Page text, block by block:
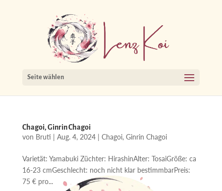
Seite wählen
Chagoi, Ginrin Chagoi
von Bruti | Aug. 4, 2024| Chagoi, Ginrin Chagoi
Varietät: Yamabuki Züchter: HirashinAlter: TosaiGröße: ca
16-23 cmGeschlecht: noch nicht klar bestimmbarPreis:
75 € pro...